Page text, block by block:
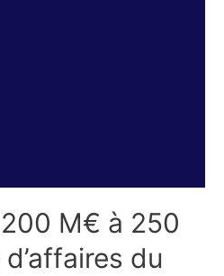
M€ à 250
du